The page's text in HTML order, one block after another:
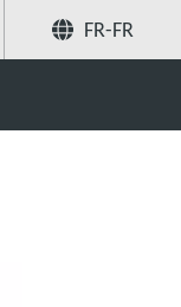
FR-FR